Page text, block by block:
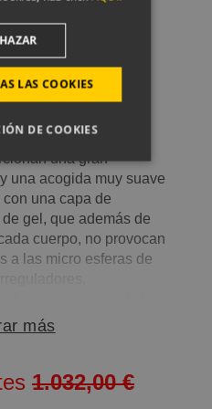
PRECIO
base de fibras
una gran
una acogida muy suave
una capa de
gel, que además de
cuerpo, no provocan
a las micro esferas de
Nube y está
más
1.032,00 €
LAS COOKIES
DE COOKIES